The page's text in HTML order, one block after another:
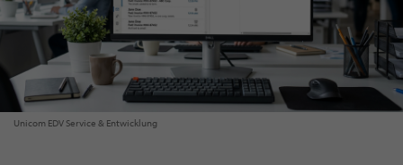
Unicom EDV Service & Entwicklung